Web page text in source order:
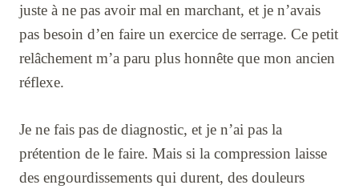
juste à ne pas avoir mal en marchant, et je n’avais
pas besoin d’en faire un exercice de serrage. Ce petit
relâchement m’a paru plus honnête que mon ancien
réflexe.
Je ne fais pas de diagnostic, et je n’ai pas la
prétention de le faire. Mais si la compression laisse
des engourdissements qui durent, des douleurs